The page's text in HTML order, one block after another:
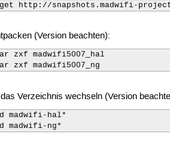
http://snapshots.madwifi-
(Version beachten):
zxf madwifi5007_hal
zxf madwifi5007_ng
Verzeichnis wechseln (Version
madwifi-hal*
madwifi-ng*